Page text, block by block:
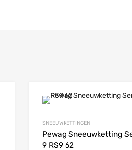
Add to Wishlist
Add to Compare
SNEEUWKETTINGEN
Pewag Sneeuwketting
9 RS9 62